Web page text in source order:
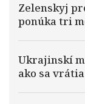
Zelenskyj
ponúka tri
Ukrajinskí
ako sa